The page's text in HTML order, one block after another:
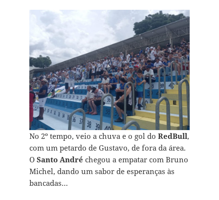
No 2º tempo, veio a chuva e o gol do RedBull,
com um petardo de Gustavo, de fora da área.
O Santo André chegou a empatar com Bruno
Michel, dando um sabor de esperanças às
bancadas…